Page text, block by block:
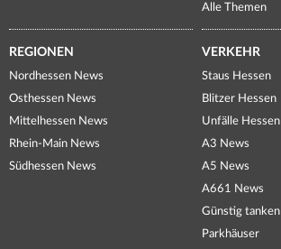
Alle Themen
REGIONEN
Nordhessen News
Osthessen News
Mittelhessen News
Rhein-Main News
Südhessen News
VERKEHR
Staus Hessen
Blitzer Hessen
Unfälle Hessen
A3 News
A5 News
A661 News
Günstig tanken
Parkhäuser